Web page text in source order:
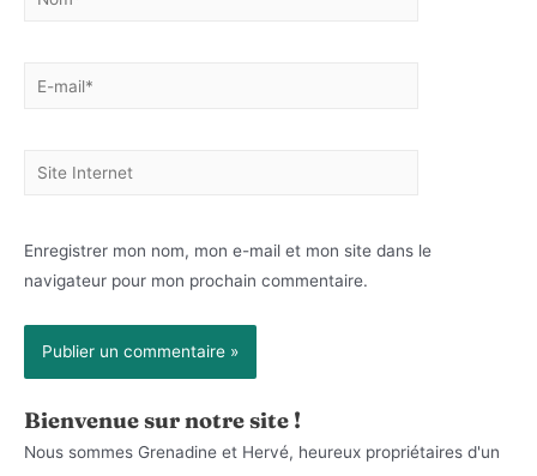
E-
Site
Enregistrer mon nom, mon e-mail et mon site dans le
navigateur pour mon prochain commentaire.
Bienvenue sur notre site !
Nous sommes Grenadine et Hervé, heureux propriétaires d'un